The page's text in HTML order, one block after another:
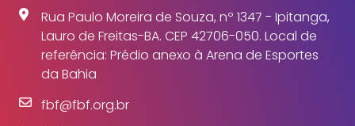
Rua Paulo Moreira de Souza, nº 1347 - Ipitanga,
Lauro de Freitas-BA. CEP 42706-050. Local de
referência: Prédio anexo à Arena de Esportes
da Bahia
fbf@fbf.org.br